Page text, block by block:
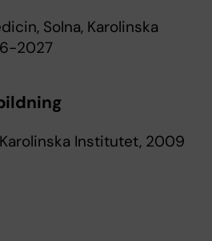
Solna, Karolinska
2027
Institutet, 2009